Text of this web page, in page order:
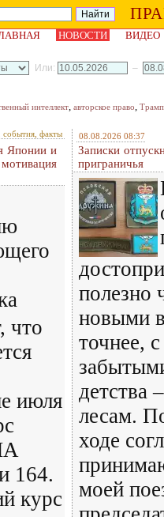
НОВОСТИ
ВИДЕО
Или: –
интеллект, авторское право, Трамп
события, факты
Японии и
что
июля
164.
курс
08.08.2026 08:37
Записки
приграничья
полезно
новыми
точнее,
детства
лесам.
ходе
моей